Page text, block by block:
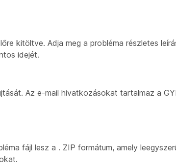
kitöltve. Adja meg a probléma részletes
idejét.
Az e-mail hivatkozásokat tartalmaz a
fájl lesz a . ZIP formátum, amely